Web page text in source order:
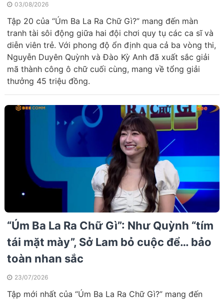
03/08/2026
Tập 20 của “Úm Ba La Ra Chữ Gì?” mang đến màn
tranh tài sôi động giữa hai đội chơi quy tụ các ca sĩ và
diễn viên trẻ. Với phong độ ổn định qua cả ba vòng thi,
Nguyễn Duyên Quỳnh và Đào Kỳ Anh đã xuất sắc giải
mã thành công ô chữ cuối cùng, mang về tổng giải
thưởng 45 triệu đồng.
“Úm Ba La Ra Chữ Gì”: Như Quỳnh “tím
tái mặt mày”, Sở Lam bỏ cuộc để… bảo
toàn nhan sắc
23/07/2026
Tập mới nhất của “Úm Ba La Ra Chữ Gì?” mang đến